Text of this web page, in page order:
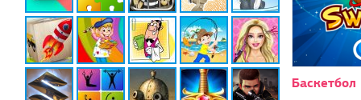
Баскетбол